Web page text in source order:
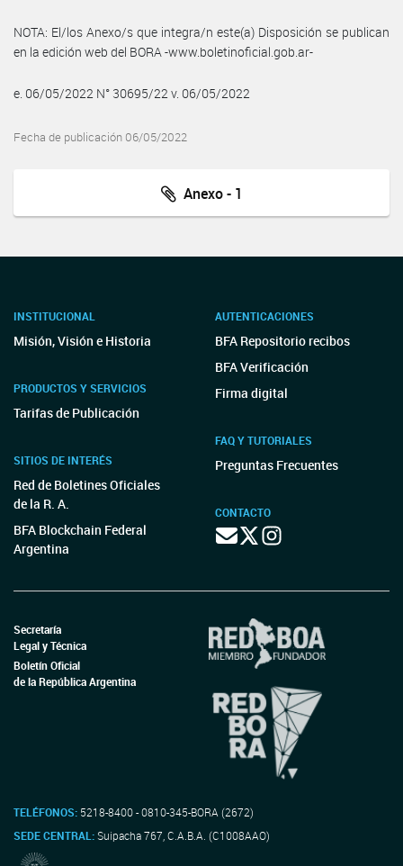
NOTA: El/los Anexo/s que integra/n este(a) Disposición se publican
en la edición web del BORA -www.boletinoficial.gob.ar-
e. 06/05/2022 N° 30695/22 v. 06/05/2022
Fecha de publicación 06/05/2022
Anexo - 1
INSTITUCIONAL
Misión, Visión e Historia
PRODUCTOS Y SERVICIOS
Tarifas de Publicación
SITIOS DE INTERÉS
Red de Boletines Oficiales
de la R. A.
BFA Blockchain Federal
Argentina
AUTENTICACIONES
BFA Repositorio recibos
BFA Verificación
Firma digital
FAQ Y TUTORIALES
Preguntas Frecuentes
CONTACTO
Secretaría
Legal y Técnica
Boletín Oficial
de la República Argentina
TELÉFONOS: 5218-8400 - 0810-345-BORA (2672)
SEDE CENTRAL:Suipacha 767, C.A.B.A. (C1008AAO)